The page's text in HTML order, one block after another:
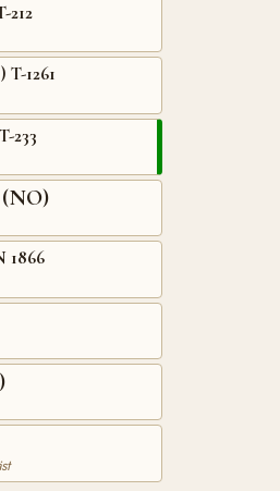
1261
233
1866